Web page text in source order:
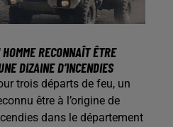
RECONNAÎT ÊTRE
DIZAINE D’INCENDIES
trois départs de feu, un
être à l’origine de
dans le département